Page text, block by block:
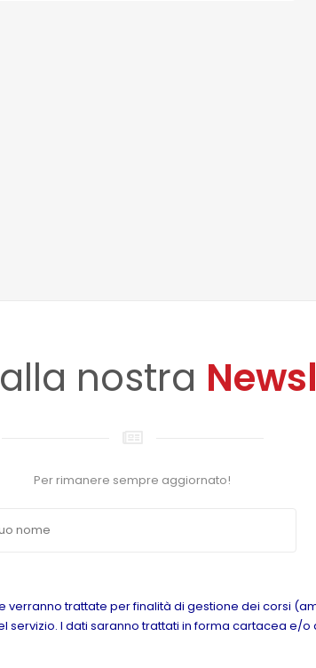
nostra
Per rimanere sempre aggiornato!
verranno trattate per finalità di gestione dei corsi
I dati saranno trattati in forma cartacea e/